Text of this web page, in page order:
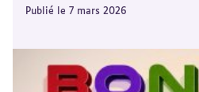
Publié le 7 mars 2026